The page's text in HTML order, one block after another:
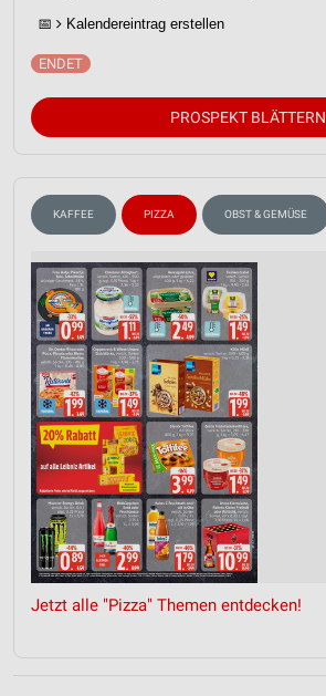
📅 Kalendereintrag erstellen
PROSPEKT BLÄTTERN
KAFFEE PIZZA OBST & GEMÜSE
Jetzt alle "Pizza" Themen entdecken!